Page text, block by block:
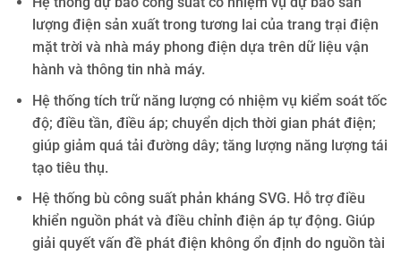
lượng điện sản xuất trong tương lai của trang trại điện
mặt trời và nhà máy phong điện dựa trên dữ liệu vận
hành và thông tin nhà máy.
Hệ thống tích trữ năng lượng có nhiệm vụ kiểm soát tốc
độ; điều tần, điều áp; chuyển dịch thời gian phát điện;
giúp giảm quá tải đường dây; tăng lượng năng lượng tái
tạo tiêu thụ.
Hệ thống bù công suất phản kháng SVG. Hỗ trợ điều
khiển nguồn phát và điều chỉnh điện áp tự động. Giúp
giải quyết vấn đề phát điện không ổn định do nguồn tài